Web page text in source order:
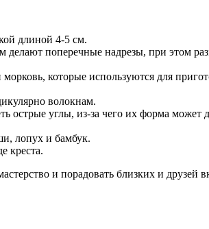
длиной 4-5 см.
поперечные надрезы, при этом
которые используются для
волокнам.
углы, из-за чего их форма может
лопух и бамбук.
креста.
и порадовать близких и друзей